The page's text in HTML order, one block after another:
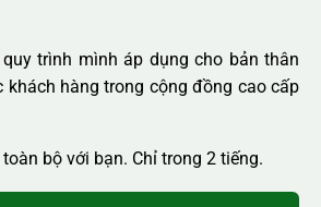
trình mình áp dụng cho bản thân
khách hàng trong cộng đồng cao cấp
bộ với bạn. Chỉ trong 2 tiếng.